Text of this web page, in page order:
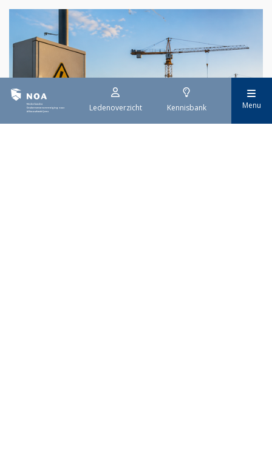
Ledenoverzicht Kennisbank Menu